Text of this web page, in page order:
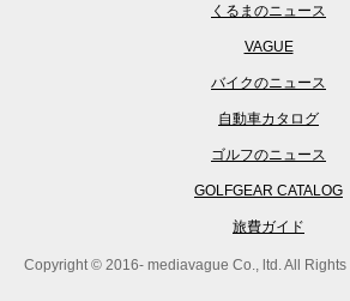
くるまのニュース
VAGUE
バイクのニュース
自動車カタログ
ゴルフのニュース
GOLFGEAR CATALOG
旅費ガイド
Copyright © 2016- mediavague Co., ltd. All Rights